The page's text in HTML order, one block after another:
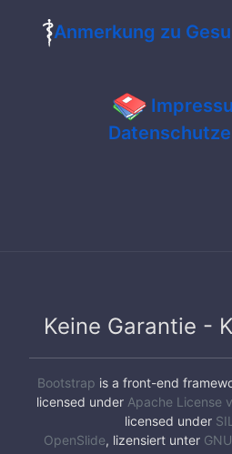
Anmerkung zu
Keine Garantie -
Bootstrap is a front-end
licensed under Apache License
licensed under
OpenSlide, lizensiert unter